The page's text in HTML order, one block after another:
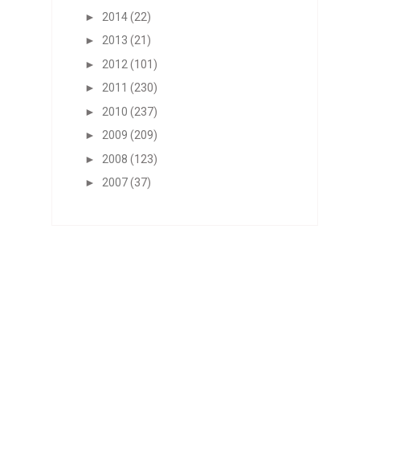
► 2014(22)
► 2013 (21)
► 2012 (101)
► 2011 (230)
► 2010 (237)
► 2009 (209)
► 2008 (123)
► 2007(37)